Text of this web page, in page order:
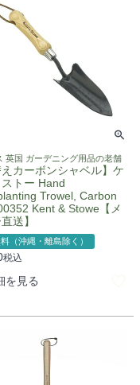
英国 ガーデニング用品の老舗
えカーボンシャベル】ケ
トー Hand
Trowel, Carbon
Kent & Stowe【メ
送】
（沖縄・離島除く）
税込
を見る